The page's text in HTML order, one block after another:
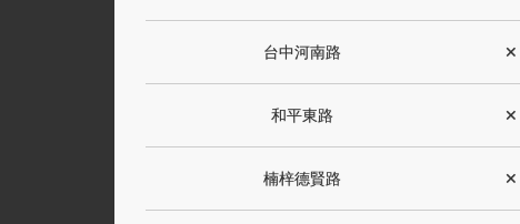
台中河南路 ✕
和平東路 ✕
楠梓德賢路 ✕